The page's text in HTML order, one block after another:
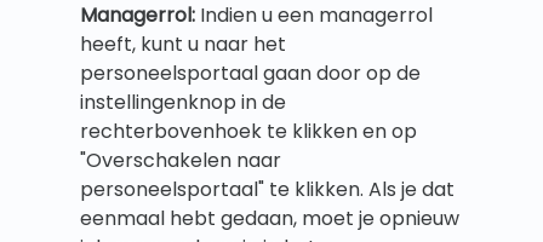
Managerrol: Indien u een managerrol
heeft, kunt u naar het
personeelsportaal gaan door op de
instellingenknop in de
rechterbovenhoek te klikken en op
"Overschakelen naar
personeelsportaal" te klikken. Als je dat
eenmaal hebt gedaan, moet je opnieuw